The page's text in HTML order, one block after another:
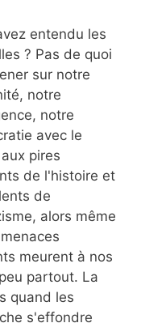
entendu les
? Pas de quoi
sur notre
notre
notre
avec le
pires
de l'histoire et
de
alors même
meurent à nos
partout. La
quand les
s'effondre